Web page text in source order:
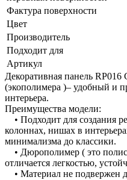
Фактура поверхности
Цвет
Производитель
Подходит для
Артикул
Декоративная панель
(экополимера )– удобный и
интерьера.
Преимущества модели:
• Подходит для создания
колоннах, нишах в
минимализма до классики.
• Дюрополимер ( это
отличается легкостью,
• Материал не подвержен